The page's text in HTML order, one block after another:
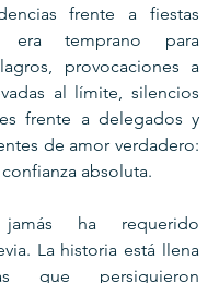
frente a fiestas
temprano para
provocaciones a
al límite, silencios
frente a delegados y
de amor verdadero:
absoluta.
ha requerido
La historia está llena
que persiguieron